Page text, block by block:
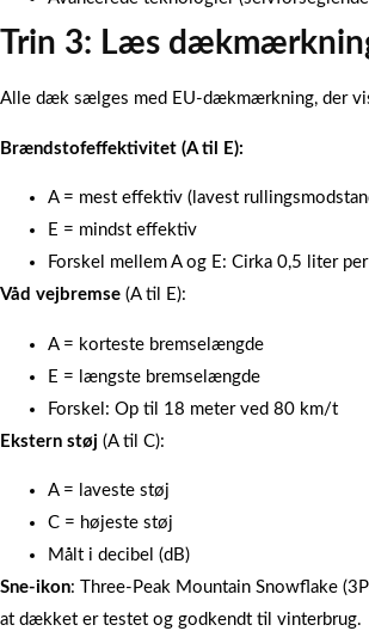
Trin 3: Læs
Alle dæk sælges med EU-dækmærkning, der
Brændstofeffektivitet (A til E):
A = mest effektiv (lavest
E = mindst effektiv
Forskel mellem A og E: Cirka 0,5 liter
Våd vejbremse (A til E):
A = korteste bremselængde
E = længste bremselængde
Forskel: Op til 18 meter ved 80 km/t
Ekstern støj (A til C):
A = laveste støj
C = højeste støj
Målt i decibel (dB)
Sne-ikon: Three-Peak Mountain Snowflake
at dækket er testet og godkendt til vinterbrug.